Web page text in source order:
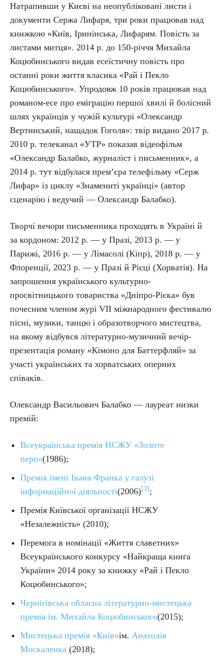
Натрапивши у Києві на неопубліковані листи і
документи Сержа Лифаря, три роки працював над
книжкою «Київ, Іринінська, Лифарям. Повість за
листами митця». 2014 р. до 150-річчя Михайла
Коцюбинського видав есеїстичну повість про
останні роки життя класика «Рай і Пекло
Коцюбинського». Упродовж 10 років працював над
романом-есе про еміграцію першої хвилі й болісний
шлях українців у чужій культурі «Олександр
Вертинський, нащадок Гоголя»: твір видано 2017 р.
2010 р. телеканал «УТР» показав відеофільм
«Олександр Балабко, журналіст і письменник», а
2014 р. тут відбулася прем’єра телефільму «Серж
Лифар» із циклу «Знамениті українці» (автор
сценарію і ведучий — Олександр Балабко).
Творчі вечори письменника проходять в Україні й
за кордоном: 2012 р. — у Празі, 2013 р. — у
Парижі, 2016 р. — у Лімасолі (Кіпр), 2018 р. — у
Флоренції, 2023 р. — у Празі й Рієці (Хорватія). На
запрошення українського культурно-
просвітницького товариства «Дніпро-Рієка» був
почесним членом журі VII міжнародного фестивалю
пісні, музики, танцю і образотворчого мистецтва,
на якому відбувся літературно-музичний вечір-
презентація роману «Кімоно для Баттерфляй» за
участі українських та хорватських оперних
співаків.
Олександр Васильович Балабко — лауреат низки
премій:
Всеукраїнська премія НСЖУ «Золоте
перо»(1986);
Премія імені Івана Франка у галузі
інформаційної діяльності(2006)[3] ;
Премія Київської організації НСЖУ
«Незалежність» (2010);
Перемога в номінації «Життя славетних»
Всеукраїнського конкурсу «Найкраща книга
України» 2014 року за книжку «Рай і Пекло
Коцюбинського»;
Чернігівська обласна літературно-мистецька
премія ім. Михайла Коцюбинського(2015);
Мистецька премія «Київ»ім. Анатолія
Москаленка (2018);